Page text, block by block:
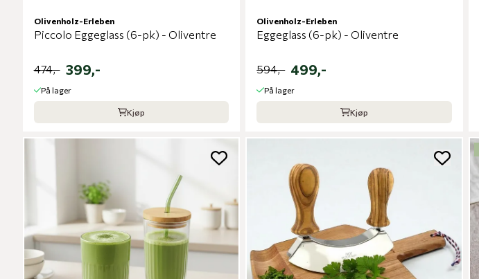
Olivenholz-Erleben
Piccolo Eggeglass (6-pk) - Oliventre
474,- 399,-
På lager
Kjøp
Olivenholz-Erleben
Eggeglass (6-pk) - Oliventre
594,- 499,-
På lager
Kjøp